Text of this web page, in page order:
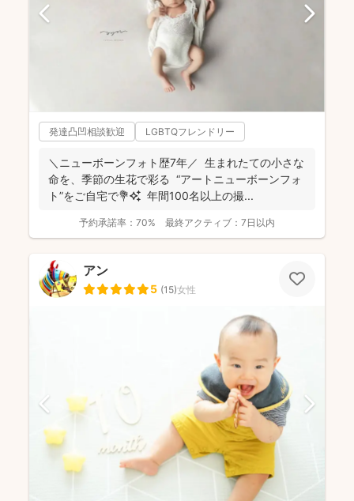
発達凸凹相談歓迎 LGBTQフレンドリー
＼ニューボーンフォト歴7年／ 生まれたての小さな
命を、季節の生花で彩る “アートニューボーンフォ
ト”をご自宅で💐✨ 年間100名以上の撮...
予約承諾率： 70% 最終アクティブ： 7日以内
アン
5 (15)女性